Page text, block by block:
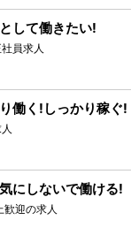
して働きたい!
員求人
働く!しっかり稼ぐ!
にしないで働ける!
迎の求人